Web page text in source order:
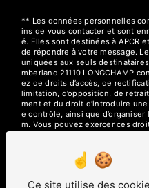
** Les données personnelles
ins de vous contacter et sont
é. Elles sont destinées à APCR
de répondre à votre message.
uniquées aux seuls
mberland 21110 LONGCHAMP
ez de droits d’accès, de
limitation, d’opposition, de
ment et du droit d’introduire
e contrôle, ainsi que
m. Vous pouvez exercer ces
e du Meix Chamberland 21110
que à l'adresse contact@apcr-
urra vous être demandé. Nous
période de prise de contact
gale aux fins probatoires et de
Ce site utilise des